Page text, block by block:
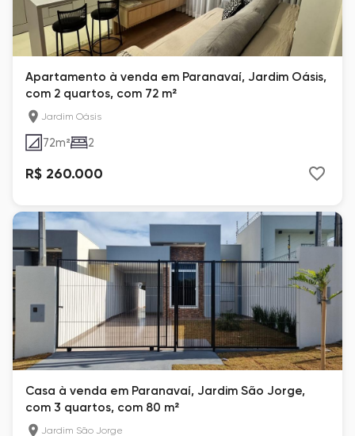
Apartamento à venda em Paranavaí, Jardim Oásis,
com 2 quartos, com 72 m²
Jardim Oásis
72m² 2
R$ 260.000
Casa à venda em Paranavaí, Jardim São Jorge,
com 3 quartos, com 80 m²
Jardim São Jorge